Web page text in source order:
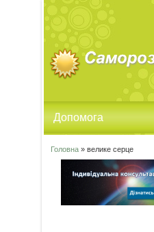
Ви є тут
Головна» велике серце